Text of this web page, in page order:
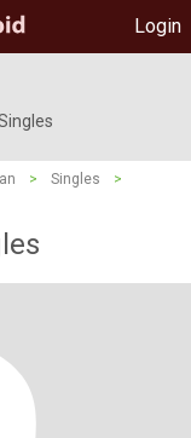
Login
> Singles
>